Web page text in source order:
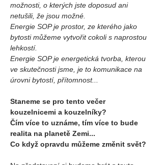
možnosti, o kterých jste doposud ani
netušili, že jsou možné.
Energie SOP je prostor, ze kterého jako
bytosti můžeme vytvořit cokoli s naprostou
lehkostí.
Energie SOP je energetická tvorba, kterou
ve skutečnosti jsme, je to komunikace na
úrovni bytostí, přítomnost...
Staneme se pro tento večer
kouzelnicemi a kouzelníky?
Čím více to uznáme, tím více to bude
realita na planetě Zemi...
Co když opravdu můžeme změnit svět?